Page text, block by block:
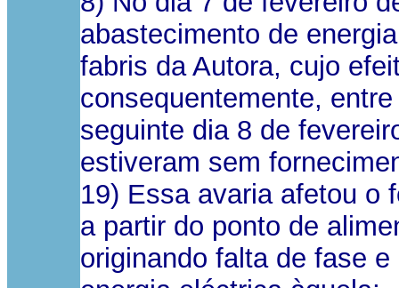
abastecimento de
fabris da Autora, cujo
consequentemente,
seguinte dia 8 de
estiveram sem
19) Essa avaria afetou o
a partir do ponto de
originando falta de fase